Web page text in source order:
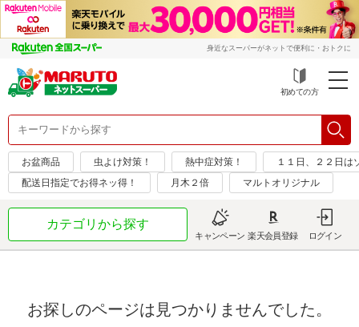
身近なスーパーがネットで便利に・おトクに
初めての方
お盆商品 虫よけ対策！ 熱中症対策！
１１日、２２日は
配送日指定でお得ネッ得！
月木２倍 マルトオリジナル
カテゴリから探す
キャンペーン 楽天会員登録 ログイン
お探しのページは見つかりませんでした。